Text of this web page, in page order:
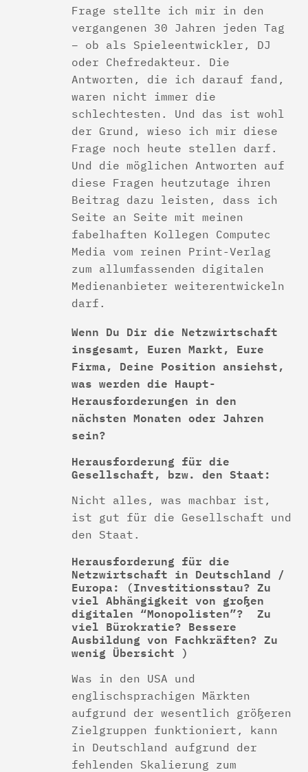
Frage stellte ich mir in den
vergangenen 30 Jahren jeden Tag
– ob als Spieleentwickler, DJ
oder Chefredakteur. Die
Antworten, die ich darauf fand,
waren nicht immer die
schlechtesten. Und das ist wohl
der Grund, wieso ich mir diese
Frage noch heute stellen darf.
Und die möglichen Antworten auf
diese Fragen heutzutage ihren
Beitrag dazu leisten, dass ich
Seite an Seite mit meinen
fabelhaften Kollegen Computec
Media vom reinen Print-Verlag
zum allumfassenden digitalen
Medienanbieter weiterentwickeln
darf.
Wenn Du Dir die Netzwirtschaft
insgesamt, Euren Markt, Eure
Firma, Deine Position ansiehst,
was werden die Haupt-
Herausforderungen in den
nächsten Monaten oder Jahren
sein?
Herausforderung für die
Gesellschaft, bzw. den Staat:
Nicht alles, was machbar ist,
ist gut für die Gesellschaft und
den Staat.
Herausforderung für die
Netzwirtschaft in Deutschland /
Europa: (Investitionsstau? Zu
viel Abhängigkeit von großen
digitalen “Monopolisten”? Zu
viel Bürokratie? Bessere
Ausbildung von Fachkräften? Zu
wenig Übersicht )
Was in den USA und
englischsprachigen Märkten
aufgrund der wesentlich größeren
Zielgruppen funktioniert, kann
in Deutschland aufgrund der
fehlenden Skalierung zum